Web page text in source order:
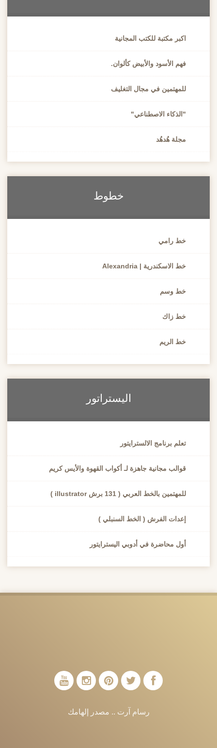
اكبر مكتبة للكتب المجانية
فهم الأسود والأبيض كألوان.
للمهتمين في مجال التغليف
"الذكاء الاصطناعي"
مجلة هُدهُد
خطوط
خط رامي
خط الاسكندرية | Alexandria
خط وسم
خط زاك
خط الريم
اليستراتور
تعلم برنامج الالسترايتور
قوالب مجانية جاهزة لـ أكواب القهوة والأيس كريم
للمهتمين بالخط العربي ( 131 برش illustrator )
إعدات الفرش ( الخط السنبلي )
أول محاضرة في أدوبي اليسترايتور
رسام آرت .. مصدر إلهامك